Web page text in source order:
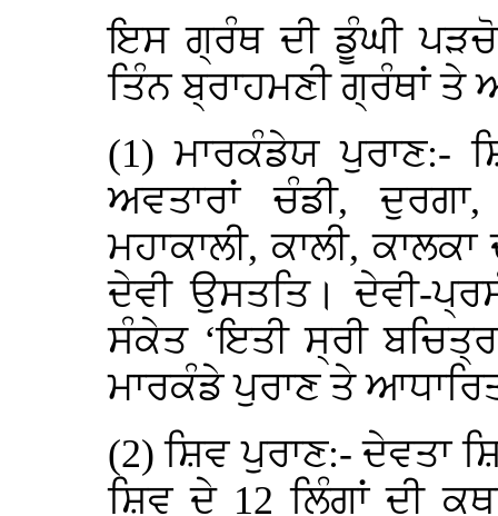
ਇਸ ਗ੍ਰੰਥ ਦੀ ਡੂੰਘੀ
ਤਿੰਨ ਬ੍ਰਾਹਮਣੀ ਗ੍ਰੰਥਾਂ ਤੇ
(1) ਮਾਰਕੰਡੇਯ ਪੁਰਾਣ:-
ਅਵਤਾਰਾਂ ਚੰਡੀ,
ਮਹਾਕਾਲੀ, ਕਾਲੀ,
ਦੇਵੀ ਉਸਤਤਿ। ਦੇਵੀ-
ਸੰਕੇਤ ‘ਇਤੀ ਸ੍ਰੀ
ਮਾਰਕੰਡੇ ਪੁਰਾਣ ਤੇ
(2) ਸ਼ਿਵ ਪੁਰਾਣ:- ਦੇਵਤਾ
ਸ਼ਿਵ ਦੇ 12 ਲਿੰਗਾਂ ਦੀ